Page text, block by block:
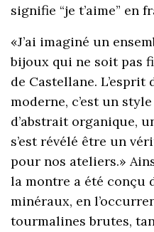
signifie “je t’aime” en
«J’ai imaginé un
bijoux qui ne soit pas
de Castellane.
moderne, c’est un
d’abstrait organique,
s’est révélé être un
pour nos ateliers.»
la montre a été conçu
minéraux, en
tourmalines brutes,